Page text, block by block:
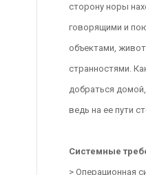
сторону норы
говорящими и
объектами,
странностями.
добраться
ведь на ее пути
Системные
> Операционная